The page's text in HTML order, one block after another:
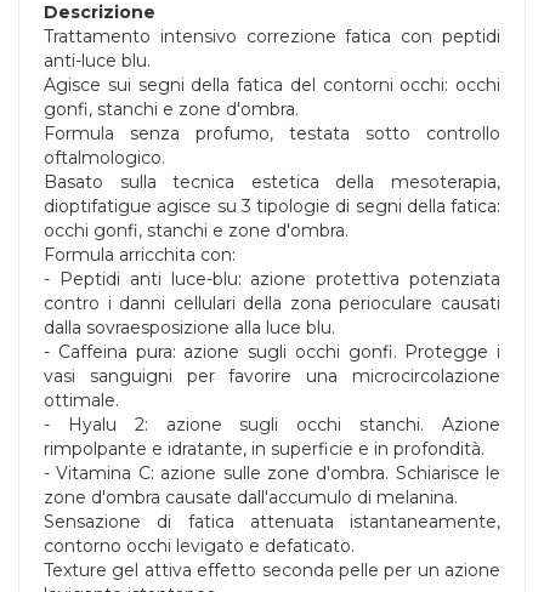
Descrizione
Trattamento intensivo correzione fatica con peptidi
anti-luce blu.
Agisce sui segni della fatica del contorni occhi: occhi
gonfi, stanchi e zone d'ombra.
Formula senza profumo, testata sotto controllo
oftalmologico.
Basato sulla tecnica estetica della mesoterapia,
dioptifatigue agisce su 3 tipologie di segni della fatica:
occhi gonfi, stanchi e zone d'ombra.
Formula arricchita con:
- Peptidi anti luce-blu: azione protettiva potenziata
contro i danni cellulari della zona perioculare causati
dalla sovraesposizione alla luce blu.
- Caffeina pura: azione sugli occhi gonfi. Protegge i
vasi sanguigni per favorire una microcircolazione
ottimale.
- Hyalu 2: azione sugli occhi stanchi. Azione
rimpolpante e idratante, in superficie e in profondità.
- Vitamina C: azione sulle zone d'ombra. Schiarisce le
zone d'ombra causate dall'accumulo di melanina.
Sensazione di fatica attenuata istantaneamente,
contorno occhi levigato e defaticato.
Texture gel attiva effetto seconda pelle per un azione